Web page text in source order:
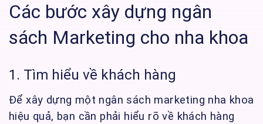
Các bước xây dựng ngân
sách Marketing cho nha khoa
1. Tìm hiểu về khách hàng
Để xây dựng một ngân sách marketing nha khoa
hiệu quả, bạn cần phải hiểu rõ về khách hàng